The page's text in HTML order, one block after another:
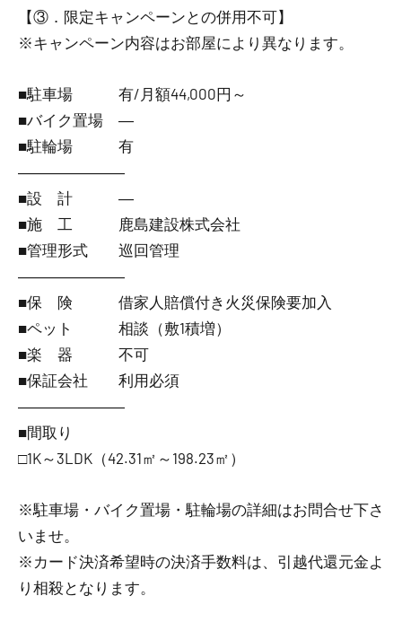
【③．限定キャンペーンとの併用不可】
※キャンペーン内容はお部屋により異なります。
■駐車場 有/月額44,000円～
■バイク置場 ―
■駐輪場 有
―――――――
■設 計 ―
■施 工 鹿島建設株式会社
■管理形式 巡回管理
―――――――
■保 険 借家人賠償付き火災保険要加入
■ペット 相談（敷1積増）
■楽 器 不可
■保証会社 利用必須
―――――――
■間取り
□1K～3LDK（42.31㎡～198.23㎡）
※駐車場・バイク置場・駐輪場の詳細はお問合せ下さ
いませ。
※カード決済希望時の決済手数料は、引越代還元金よ
り相殺となります。